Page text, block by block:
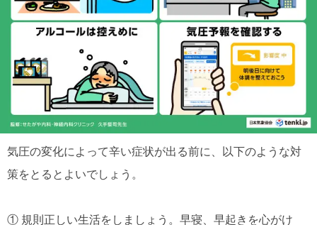
気圧の変化によって辛い症状が出る前に、以下のような対
策をとるとよいでしょう。
① 規則正しい生活をしましょう。早寝、早起きを心がけ